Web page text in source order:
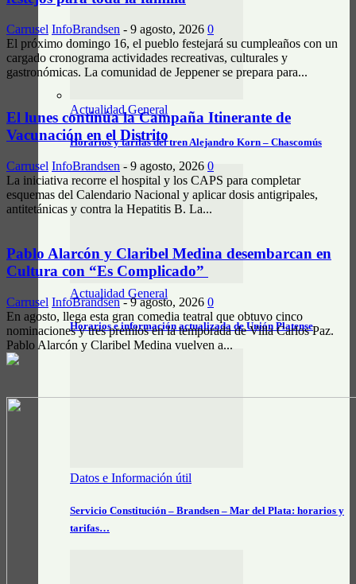
Actualidad General
Horarios y tarifas del tren Alejandro Korn – Chascomús
Actualidad General
Horarios e información actualizada de Unión Platense
Datos e Información útil
Servicio Constitución – Brandsen – Mar del Plata: horarios y
tarifas…
Carrusel InfoBrandsen - 9 agosto, 2026 0
El próximo domingo 16, el pueblo festejará su cumpleaños con un
cargado cronograma actividades recreativas, culturales y
gastronómicas. La comunidad de Jeppener se prepara para...
El lunes continúa la Campaña Itinerante de
Vacunación en el Distrito
Carrusel InfoBrandsen - 9 agosto, 2026 0
La iniciativa recorre el hospital y los CAPS para completar
esquemas del Calendario Nacional y aplicar dosis antigripales,
antitetánicas y contra la Hepatitis B. La...
Pablo Alarcón y Claribel Medina desembarcan en
Cultura con “Es Complicado”
Carrusel InfoBrandsen - 9 agosto, 2026 0
En agosto, llega esta gran comedia teatral que obtuvo cinco
nominaciones y tres premios en la temporada de Villa Carlos Paz.
Pablo Alarcón y Claribel Medina vuelven a...